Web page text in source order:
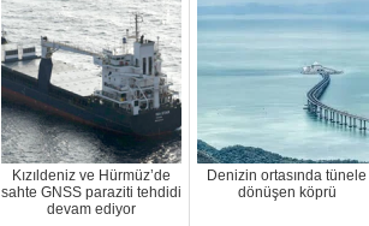
Kızıldeniz ve Hürmüz’de
sahte GNSS paraziti tehdidi
devam ediyor
Denizin ortasında tünele
dönüşen köprü